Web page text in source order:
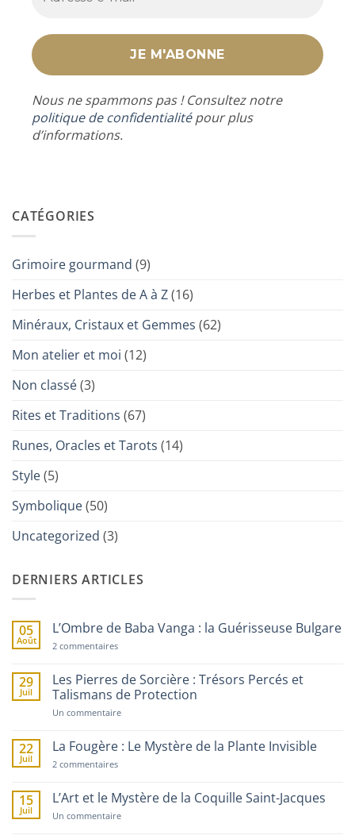
Nous ne spammons pas ! Consultez notre
politique de confidentialitépour plus
d’informations.
CATÉGORIES
Grimoire gourmand (9)
Herbes et Plantes de A à Z(16)
Minéraux, Cristaux et Gemmes (62)
Mon atelier et moi (12)
Non classé(3)
Rites et Traditions (67)
Runes, Oracles et Tarots (14)
Style(5)
Symbolique(50)
Uncategorized (3)
DERNIERS ARTICLES
05
Août
L’Ombre de Baba Vanga : la Guérisseuse Bulgare
2 commentairessur
Baba
Vanga
:
Guérisseuse
29
Juil
Les Pierres de Sorcière : Trésors Percés et
Talismans de Protection
Un commentairesur
de
Sorcière
et
Talismans
de
22
Juil
La Fougère : Le Mystère de la Plante Invisible
2 commentairessur
:
Le
Mystère
15
Juil
L’Art et le Mystère de la Coquille Saint-Jacques
Un commentairesur